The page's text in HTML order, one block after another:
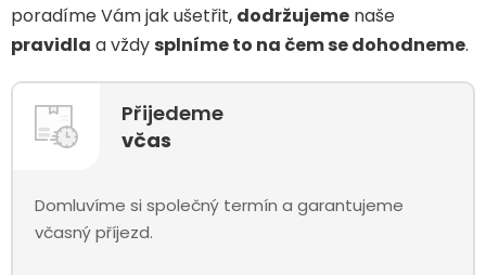
poradíme Vám jak ušetřit, dodržujeme naše
pravidla a vždy splníme to na čem se dohodneme.
Přijedeme
včas
Domluvíme si společný termín a garantujeme
včasný příjezd.